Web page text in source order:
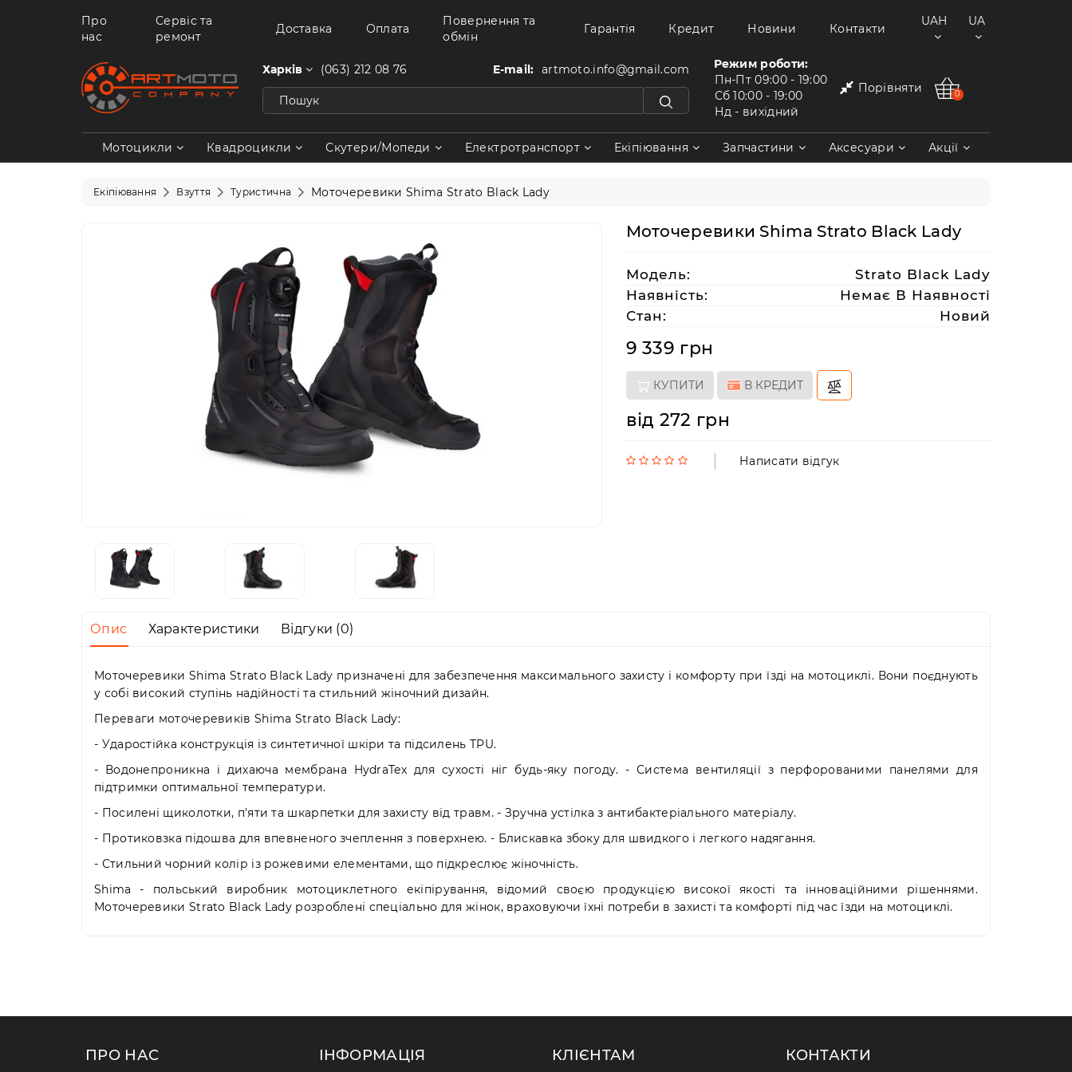
Про
нас
Сервіс та
ремонт
Доставка Оплата
Повернення та
обмін
Гарантія Кредит Новини Контакти
UAH UA
Харків (063) 212 08 76 E-mail: artmoto.info@gmail.com
Режим роботи:
Пн-Пт 09:00 - 19:00
Сб 10:00 - 19:00
Нд - вихідний
Порівняти 0
Мотоцикли Квадроцикли Скутери/Мопеди Електротранспорт Екіпіювання Запчастини Аксесуари Акції
Екіпіювання Взуття Туристична Моточеревики Shima Strato Black Lady
Моточеревики Shima Strato Black Lady
Модель:
Strato Black Lady
Наявність:
Немає В Наявності
Стан:
Новий
9 339 грн
КУПИТИ В КРЕДИТ
від 272 грн
Написати відгук
Опис Характеристики Відгуки (0)
Моточеревики Shima Strato Black Lady призначені для забезпечення максимального захисту і комфорту при їзді на мотоциклі. Вони поєднують
у собі високий ступінь надійності та стильний жіночний дизайн.
Переваги моточеревиків Shima Strato Black Lady:
- Ударостійка конструкція із синтетичної шкіри та підсилень TPU.
- Водонепроникна і дихаюча мембрана HydraTex для сухості ніг будь-яку погоду. - Система вентиляції з перфорованими панелями для
підтримки оптимальної температури.
- Посилені щиколотки, п'яти та шкарпетки для захисту від травм. - Зручна устілка з антибактеріального матеріалу.
- Протиковзка підошва для впевненого зчеплення з поверхнею. - Блискавка збоку для швидкого і легкого надягання.
- Стильний чорний колір із рожевими елементами, що підкреслює жіночність.
Shima - польський виробник мотоциклетного екіпірування, відомий своєю продукцією високої якості та інноваційними рішеннями.
Моточеревики Strato Black Lady розроблені спеціально для жінок, враховуючи їхні потреби в захисті та комфорті під час їзди на мотоциклі.
ПРО НАС ІНФОРМАЦІЯ КЛІЄНТАМ КОНТАКТИ